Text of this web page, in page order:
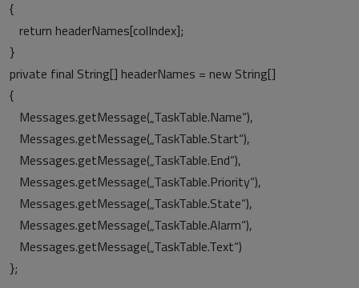
{
return headerNames[colIndex];
}
private final String[] headerNames = new String[]
{
Messages.getMessage(„TaskTable.Name“),
Messages.getMessage(„TaskTable.Start“),
Messages.getMessage(„TaskTable.End“),
Messages.getMessage(„TaskTable.Priority“),
Messages.getMessage(„TaskTable.State“),
Messages.getMessage(„TaskTable.Alarm“),
Messages.getMessage(„TaskTable.Text“)
};